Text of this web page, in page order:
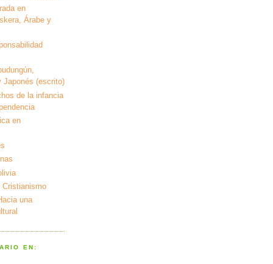
en
Árabe y
Japonés (escrito)
de la infancia
en
Cristianismo
una
EN: